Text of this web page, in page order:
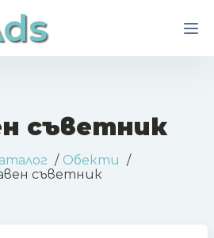
съветник
Обекти
съветник